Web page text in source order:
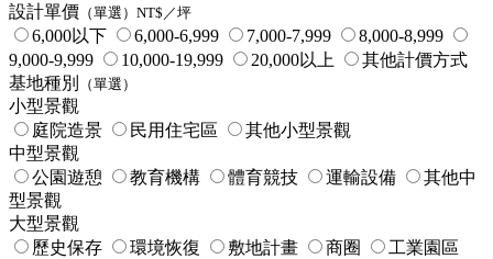
設計單價 （單選）NT$／坪
6,000以下 6,000-6,999 7,000-7,999
8,000-8,999
9,000-9,999
10,000-19,999 20,000以上
其他計價方式
基地種別
（單選）
小型景觀
庭院造景
民用住宅區
其他小型景觀
中型景觀
公園遊憩
教育機構 體育競技 運輸設備
其他中
型景觀
大型景觀
歷史保存
環境恢復 敷地計畫 商圈
工業園區